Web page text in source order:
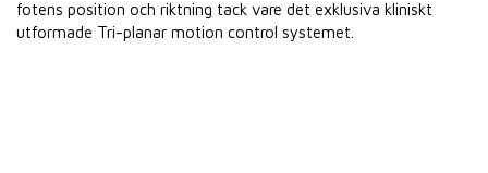
fotens position och riktning tack vare det exklusiva kliniskt
utformade Tri-planar motion control systemet.